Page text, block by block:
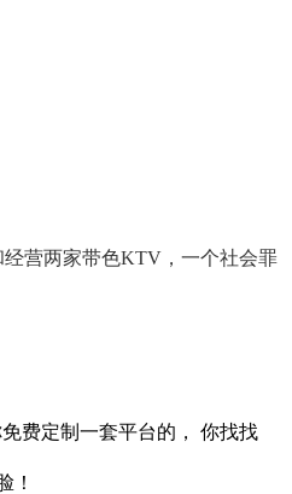
营两家带色KTV， 一个社会罪
费定制一套平台的， 你找找
！